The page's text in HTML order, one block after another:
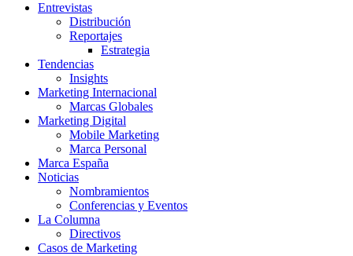
Entrevistas
Distribución
Reportajes
Estrategia
Tendencias
Insights
Marketing Internacional
Marcas Globales
Marketing Digital
Mobile Marketing
Marca Personal
Marca España
Noticias
Nombramientos
Conferencias y Eventos
La Columna
Directivos
Casos de Marketing